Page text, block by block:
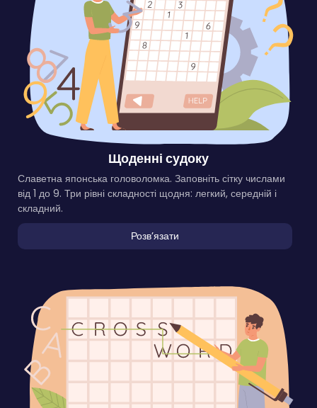
Щоденні судоку
Славетна японська головоломка. Заповніть сітку числами
від 1 до 9. Три рівні складності щодня: легкий, середній і
складний.
Розвʼязати